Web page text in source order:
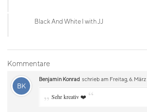
Black And White I with JJ
Kommentare
BK
Benjamin Konrad schrieb am Freitag, 6. März
„ Sehr kreativ ❤️ “